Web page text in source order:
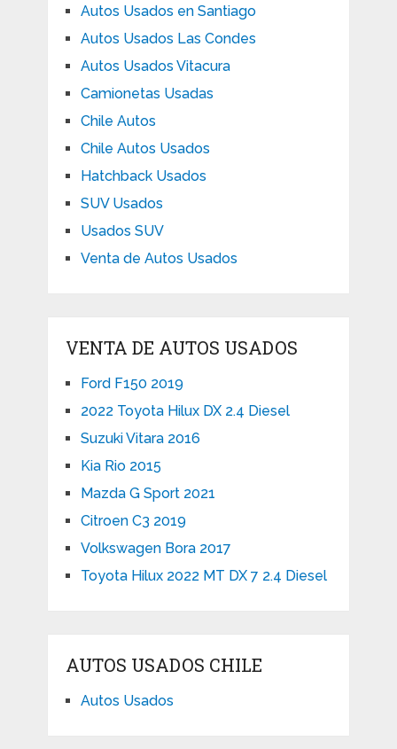
Autos Usados en Santiago
Autos Usados Las Condes
Autos Usados Vitacura
Camionetas Usadas
Chile Autos
Chile Autos Usados
Hatchback Usados
SUV Usados
Usados SUV
Venta de Autos Usados
VENTA DE AUTOS USADOS
Ford F150 2019
2022 Toyota Hilux DX 2.4 Diesel
Suzuki Vitara 2016
Kia Rio 2015
Mazda G Sport 2021
Citroen C3 2019
Volkswagen Bora 2017
Toyota Hilux 2022 MT DX 7 2.4 Diesel
AUTOS USADOS CHILE
Autos Usados